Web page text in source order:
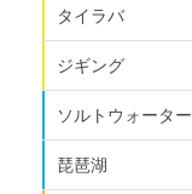
タイラバ
ジギング
ソルトウォーター
琵琶湖